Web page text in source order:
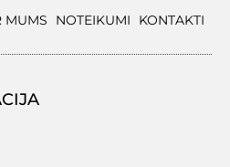
MUMS NOTEIKUMI KONTAKTI